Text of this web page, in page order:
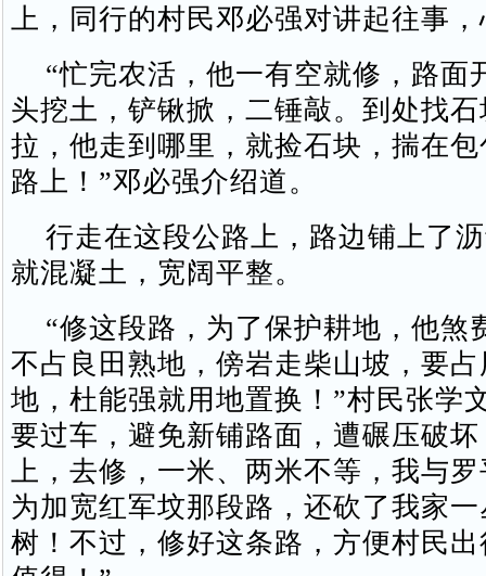
上，同行的村民邓必强对讲起往事
“忙完农活，他一有空就修，路面
头挖土，铲锹掀，二锤敲。到处找
拉，他走到哪里，就捡石块，揣在
路上！”邓必强介绍道。
行走在这段公路上，路边铺上了
就混凝土，宽阔平整。
“修这段路，为了保护耕地，他煞
不占良田熟地，傍岩走柴山坡，要
地，杜能强就用地置换！”村民张学
要过车，避免新铺路面，遭碾压破
上，去修，一米、两米不等，我与
为加宽红军坟那段路，还砍了我家
树！不过，修好这条路，方便村民